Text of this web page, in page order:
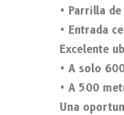
• Parrilla
• Entrada
Excelente
• A solo
• A 500
Una